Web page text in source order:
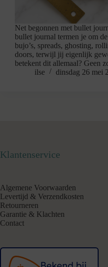
Net begonnen met bullet
bullet journal termen je om
bujo’s, spreads, ghosting,
doors, terwijl jij eigenlijk
betekent dit allemaal? Geen
ilse
dinsdag 26 mei
Klantenservice
Algemene Voorwaarden
Levertijd & Verzendkosten
Retourneren
Garantie & Klachten
Contact